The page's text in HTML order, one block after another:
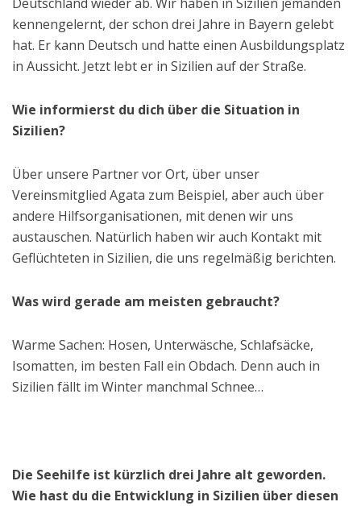
kennengelernt, der schon drei Jahre in Bayern gelebt
hat. Er kann Deutsch und hatte einen Ausbildungsplatz
in Aussicht. Jetzt lebt er in Sizilien auf der Straße.
Wie informierst du dich über die Situation in
Sizilien?
Über unsere Partner vor Ort, über unser
Vereinsmitglied Agata zum Beispiel, aber auch über
andere Hilfsorganisationen, mit denen wir uns
austauschen. Natürlich haben wir auch Kontakt mit
Geflüchteten in Sizilien, die uns regelmäßig berichten.
Was wird gerade am meisten gebraucht?
Warme Sachen: Hosen, Unterwäsche, Schlafsäcke,
Isomatten, im besten Fall ein Obdach. Denn auch in
Sizilien fällt im Winter manchmal Schnee…
Die Seehilfe ist kürzlich drei Jahre alt geworden.
Wie hast du die Entwicklung in Sizilien über diesen